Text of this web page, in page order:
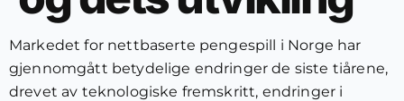
Markedet for nettbaserte pengespill i Norge har
gjennomgått betydelige endringer de siste tiårene,
drevet av teknologiske fremskritt, endringer i